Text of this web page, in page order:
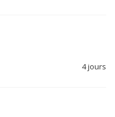
4 jours